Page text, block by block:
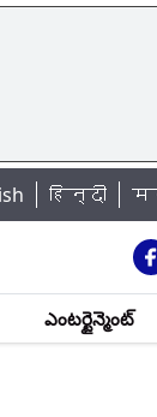
| UPI
हिन्दी
ఎంటర్టైన్మెంట్